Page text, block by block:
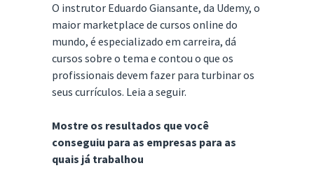
O instrutor Eduardo Giansante, da Udemy, o
maior marketplace de cursos online do
mundo, é especializado em carreira, dá
cursos sobre o tema e contou o que os
profissionais devem fazer para turbinar os
seus currículos. Leia a seguir.
Mostre os resultados que você
conseguiu para as empresas para as
quais já trabalhou